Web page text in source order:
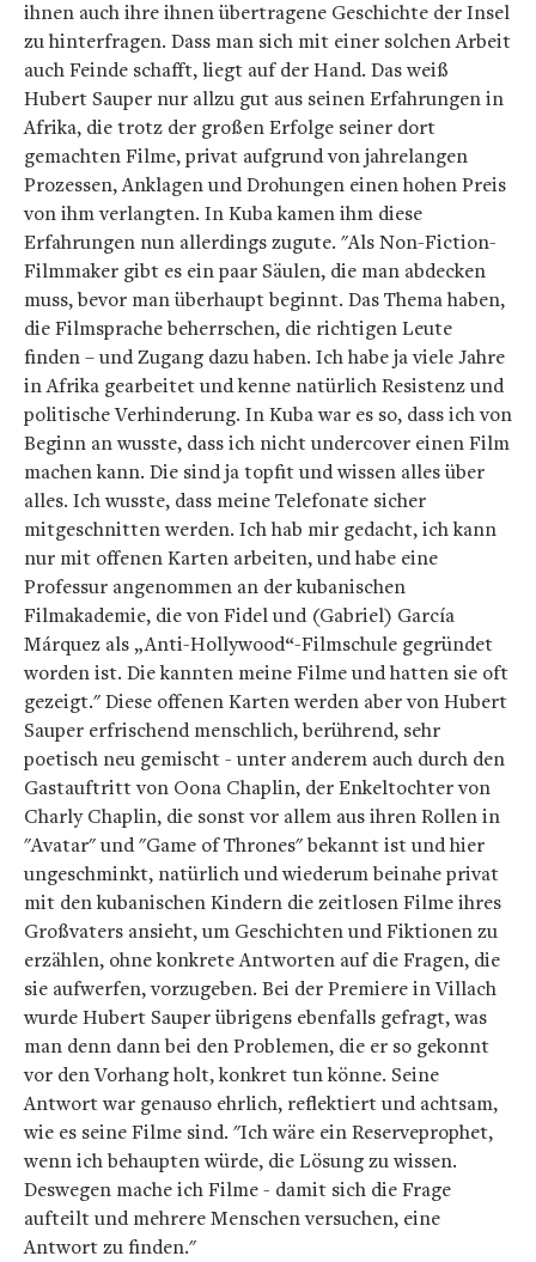
ihnen auch ihre ihnen übertragene Geschichte der Insel
zu hinterfragen. Dass man sich mit einer solchen Arbeit
auch Feinde schafft, liegt auf der Hand. Das weiß
Hubert Sauper nur allzu gut aus seinen Erfahrungen in
Afrika, die trotz der großen Erfolge seiner dort
gemachten Filme, privat aufgrund von jahrelangen
Prozessen, Anklagen und Drohungen einen hohen Preis
von ihm verlangten. In Kuba kamen ihm diese
Erfahrungen nun allerdings zugute. "Als Non-Fiction-
Filmmaker gibt es ein paar Säulen, die man abdecken
muss, bevor man überhaupt beginnt. Das Thema haben,
die Filmsprache beherrschen, die richtigen Leute
finden – und Zugang dazu haben. Ich habe ja viele Jahre
in Afrika gearbeitet und kenne natürlich Resistenz und
politische Verhinderung. In Kuba war es so, dass ich von
Beginn an wusste, dass ich nicht undercover einen Film
machen kann. Die sind ja topfit und wissen alles über
alles. Ich wusste, dass meine Telefonate sicher
mitgeschnitten werden. Ich hab mir gedacht, ich kann
nur mit offenen Karten arbeiten, und habe eine
Professur angenommen an der kubanischen
Filmakademie, die von Fidel und (Gabriel) García
Márquez als „Anti-Hollywood“-Filmschule gegründet
worden ist. Die kannten meine Filme und hatten sie oft
gezeigt." Diese offenen Karten werden aber von Hubert
Sauper erfrischend menschlich, berührend, sehr
poetisch neu gemischt - unter anderem auch durch den
Gastauftritt von Oona Chaplin, der Enkeltochter von
Charly Chaplin, die sonst vor allem aus ihren Rollen in
"Avatar" und "Game of Thrones" bekannt ist und hier
ungeschminkt, natürlich und wiederum beinahe privat
mit den kubanischen Kindern die zeitlosen Filme ihres
Großvaters ansieht, um Geschichten und Fiktionen zu
erzählen, ohne konkrete Antworten auf die Fragen, die
sie aufwerfen, vorzugeben. Bei der Premiere in Villach
wurde Hubert Sauper übrigens ebenfalls gefragt, was
man denn dann bei den Problemen, die er so gekonnt
vor den Vorhang holt, konkret tun könne. Seine
Antwort war genauso ehrlich, reflektiert und achtsam,
wie es seine Filme sind. "Ich wäre ein Reserveprophet,
wenn ich behaupten würde, die Lösung zu wissen.
Deswegen mache ich Filme - damit sich die Frage
aufteilt und mehrere Menschen versuchen, eine
Antwort zu finden."